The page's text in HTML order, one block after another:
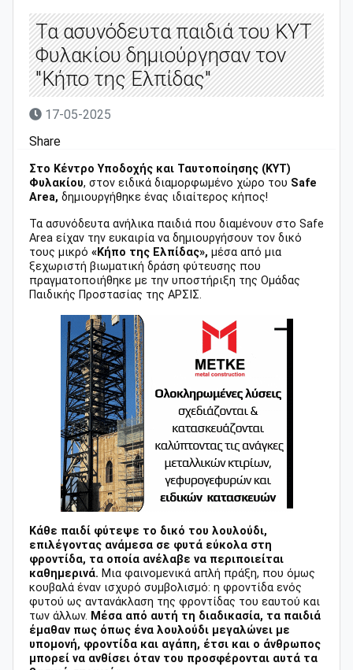
Τα ασυνόδευτα παιδιά του ΚΥΤ
Φυλακίου δημιούργησαν τον
"Κήπο της Ελπίδας"
17-05-2025
Share
Στο Κέντρο Υποδοχής και Ταυτοποίησης (ΚΥΤ)
Φυλακίου, στον ειδικά διαμορφωμένο χώρο του Safe
Area, δημιουργήθηκε ένας ιδιαίτερος κήπος!
Τα ασυνόδευτα ανήλικα παιδιά που διαμένουν στο Safe
Area είχαν την ευκαιρία να δημιουργήσουν τον δικό
τους μικρό «Κήπο της Ελπίδας», μέσα από μια
ξεχωριστή βιωματική δράση φύτευσης που
πραγματοποιήθηκε με την υποστήριξη της Ομάδας
Παιδικής Προστασίας της ΑΡΣΙΣ.
Κάθε παιδί φύτεψε το δικό του λουλούδι,
επιλέγοντας ανάμεσα σε φυτά εύκολα στη
φροντίδα, τα οποία ανέλαβε να περιποιείται
καθημερινά. Μια φαινομενικά απλή πράξη, που όμως
κουβαλά έναν ισχυρό συμβολισμό: η φροντίδα ενός
φυτού ως αντανάκλαση της φροντίδας του εαυτού και
των άλλων. Μέσα από αυτή τη διαδικασία, τα παιδιά
έμαθαν πως όπως ένα λουλούδι μεγαλώνει με
υπομονή, φροντίδα και αγάπη, έτσι και ο άνθρωπος
μπορεί να ανθίσει όταν του προσφέρονται αυτά τα